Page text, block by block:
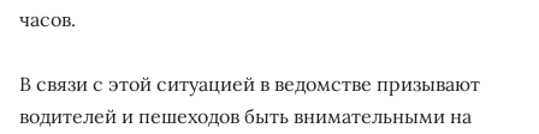
часов.
В связи с этой ситуацией в ведомстве призывают
водителей и пешеходов быть внимательными на